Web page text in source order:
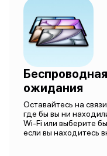
ожидания
Оставайтесь на
где бы вы ни
Wi-Fi или выберите
если вы находитесь